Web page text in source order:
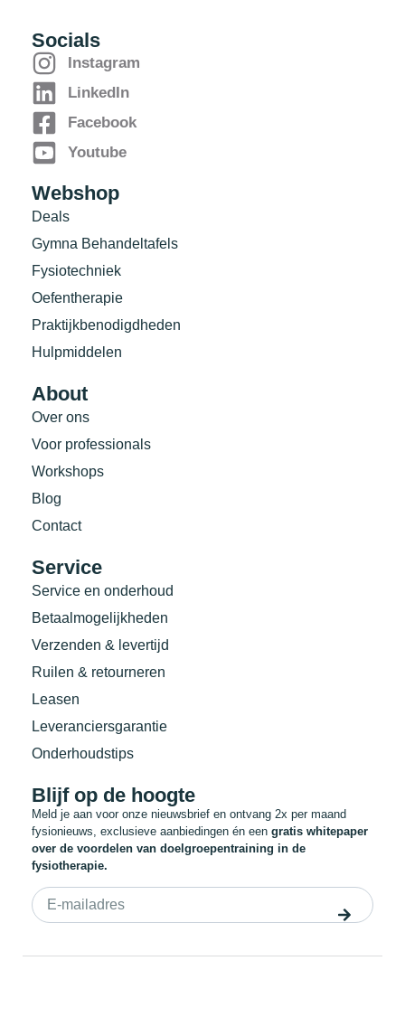
Socials
Instagram
LinkedIn
Facebook
Youtube
Webshop
Deals
Gymna Behandeltafels
Fysiotechniek
Oefentherapie
Praktijkbenodigdheden
Hulpmiddelen
About
Over ons
Voor professionals
Workshops
Blog
Contact
Service
Service en onderhoud
Betaalmogelijkheden
Verzenden & levertijd
Ruilen & retourneren
Leasen
Leveranciersgarantie
Onderhoudstips
Blijf op de hoogte
Meld je aan voor onze nieuwsbrief en ontvang 2x per maand
fysionieuws, exclusieve aanbiedingen én een gratis whitepaper
over de voordelen van doelgroepentraining in de
fysiotherapie.